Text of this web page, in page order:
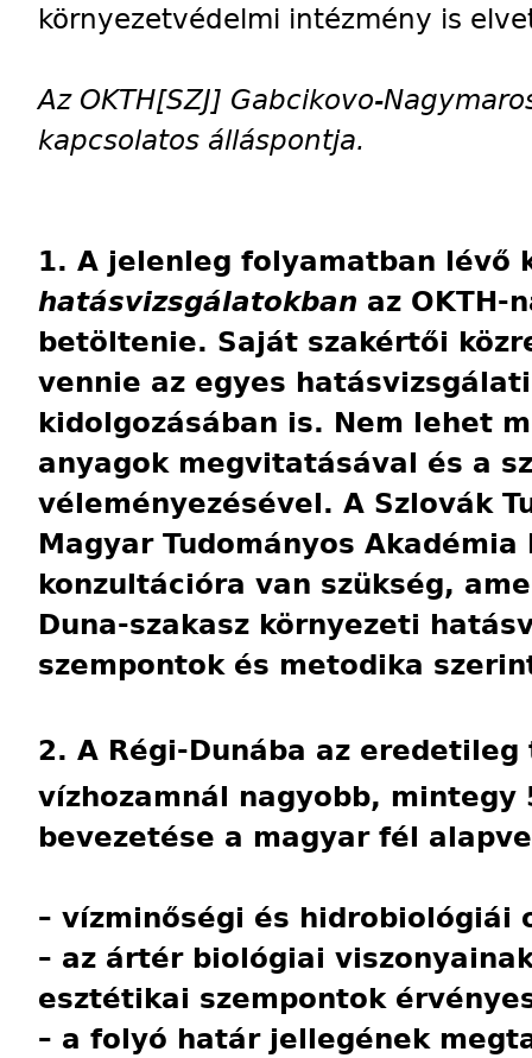
környezetvédelmi intézmény is
Az OKTH[SZJ] Gabcikovo-
kapcsolatos álláspontja.
1. A jelenleg folyamatban lévő
hatásvizsgálatokban az OKTH-
betöltenie. Saját szakértői
vennie az egyes
kidolgozásában is. Nem lehet
anyagok megvitatásával és a
véleményezésével. A Szlovák
Magyar Tudományos
konzultációra van szükség,
Duna-szakasz környezeti
szempontok és metodika
2. A Régi-Dunába az
vízhozamnál nagyobb, mintegy
bevezetése a magyar fél
– vízminőségi és hidrobiológiái
– az ártér biológiai
esztétikai szempontok
– a folyó határ jellegének